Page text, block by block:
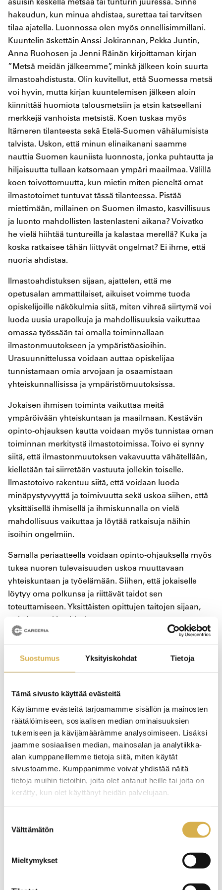
Suostumus Yksityiskohdat Tietoja
Tämä sivusto käyttää evästeitä
Käytämme evästeitä tarjoamamme sisällön ja mainosten
räätälöimiseen, sosiaalisen median ominaisuuksien
tukemiseen ja kävijämäärämme analysoimiseen. Lisäksi
jaamme sosiaalisen median, mainosalan ja analytiikka-
alan kumppaneillemme tietoja siitä, miten käytät
sivustoamme. Kumppanimme voivat yhdistää näitä
tietoja muihin tietoihin, joita olet antanut heille tai joita on
kerätty, kun olet käyttänyt heidän palvelujaan.
valinta
Välttämätön
Mieltymykset
hakeudun, kun minua ahdistaa, surettaa tai tarvitsen
tilaa ajatella. Luonnossa olen myös onnellisimmillani.
Kuuntelin äskettäin Anssi Jokirannan, Pekka Juntin,
Anna Ruohosen ja Jenni Räinän kirjoittaman kirjan
”Metsä meidän jälkeemme”, minkä jälkeen koin suurta
ilmastoahdistusta. Olin kuvitellut, että Suomessa metsä
voi hyvin, mutta kirjan kuuntelemisen jälkeen aloin
kiinnittää huomiota talousmetsiin ja etsin katseellani
merkkejä vanhoista metsistä. Koen tuskaa myös
Itämeren tilanteesta sekä Etelä-Suomen vähälumisista
talvista. Uskon, että minun elinaikanani saamme
nauttia Suomen kauniista luonnosta, jonka puhtautta ja
hiljaisuutta tullaan katsomaan ympäri maailmaa. Välillä
koen toivottomuutta, kun mietin miten pieneltä omat
ilmastotoimet tuntuvat tässä tilanteessa. Pistää
miettimään, millainen on Suomen ilmasto, kasvillisuus
ja luonto mahdollisten lastenlasteni aikana? Voivatko
he vielä hiihtää tuntureilla ja kalastaa merellä? Kuka ja
koska ratkaisee tähän liittyvät ongelmat? Ei ihme, että
nuoria ahdistaa.
Ilmastoahdistuksen sijaan, ajattelen, että me
opetusalan ammattilaiset, aikuiset voimme tuoda
opiskelijoille näkökulmia siitä, miten vihreä siirtymä voi
luoda uusia urapolkuja ja mahdollisuuksia vaikuttaa
omassa työssään tai omalla toiminnallaan
ilmastonmuutokseen ja ympäristöasioihin.
Urasuunnittelussa voidaan auttaa opiskelijaa
tunnistamaan omia arvojaan ja osaamistaan
yhteiskunnallisissa ja ympäristömuutoksissa.
Jokaisen ihmisen toiminta vaikuttaa meitä
ympäröivään yhteiskuntaan ja maailmaan. Kestävän
opinto-ohjauksen kautta voidaan myös tunnistaa oman
toiminnan merkitystä ilmastotoimissa. Toivo ei synny
siitä, että ilmastonmuutoksen vakavuutta vähätellään,
kielletään tai siirretään vastuuta jollekin toiselle.
Ilmastotoivo rakentuu siitä, että voidaan luoda
minäpystyvyyttä ja toimivuutta sekä uskoa siihen, että
yksittäisellä ihmisellä ja ihmiskunnalla on vielä
mahdollisuus vaikuttaa ja löytää ratkaisuja näihin
isoihin ongelmiin.
Samalla periaatteella voidaan opinto-ohjauksella myös
tukea nuoren tulevaisuuden uskoa muuttavaan
yhteiskuntaan ja työelämään. Siihen, että jokaiselle
löytyy oma polkunsa ja riittävät taidot sen
toteuttamiseen. Yksittäisten opittujen taitojen sijaan,
tärkeintä onkin ehkä korostaa nuoren tervettä
itsetuntoa ja uskoa omiin mahdollisuuksiin. Kun
hänellä on riittävät perusvalmiudet itsenäiseen
elämänhallintaan ja oppimiseen, hän pystyy
sopeutumaan työelämän muutoksiin.
vahvuusperusteinen opinto-ohjaus perustuu
ajatukseen siitä, että kaikilla ihmisillä on kapasiteettia
oppia uutta, kehittyä ja löytää ratkaisuja. Omien
vahvuuksien tunnistaminen vahvistaa itseluottamusta,
lisää motivaatiota ja sitoutumista, kehittää
itsetuntemusta, parantaa vuorovaikutusta, tukee
tulevaisuuden taitoja ja mahdollistaa toivon. Tällä
perusteella tulevaisuuden työelämän ydintaitoja
Kirjoittaja on Careerian vuoden 2026
vuoden aikana kehittää Careerian kestävää opinto-
tuoda opiskelijoille mahdollisuuden osallistua